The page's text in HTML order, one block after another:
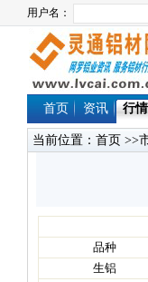
首页 资讯 行情
当前位置： 首页 >>
品种
生铝